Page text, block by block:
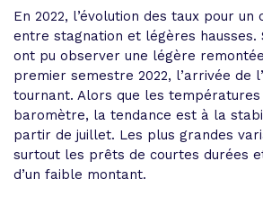
En 2022, l’évolution des taux pour
entre stagnation et légères hausses.
ont pu observer une légère
premier semestre 2022, l’arrivée de
tournant. Alors que les
baromètre, la tendance est à la
partir de juillet. Les plus grandes
surtout les prêts de courtes durées
d’un faible montant.